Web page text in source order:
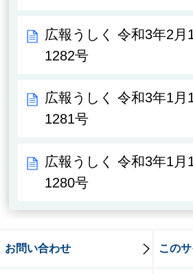
広報うしく 令和3年2月
1282号
広報うしく 令和3年1月
1281号
広報うしく 令和3年1月
1280号
お問い合わせ この